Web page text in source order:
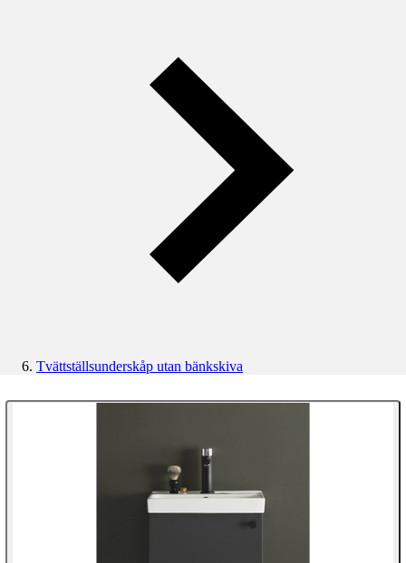
Tvättställsunderskåp utan bänkskiva